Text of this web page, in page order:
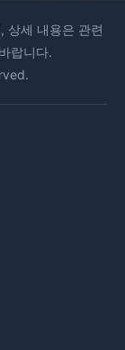
상세 내용은 관련
랍니다.